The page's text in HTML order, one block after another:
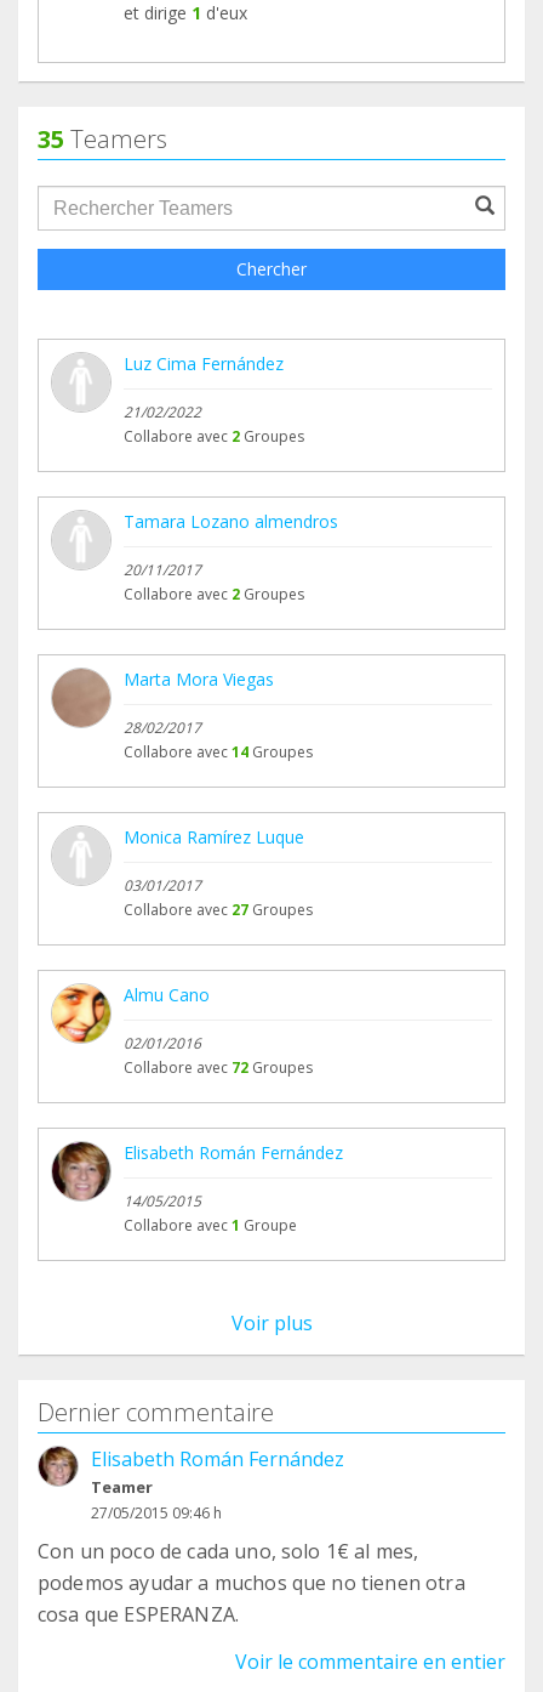
et dirige 1 d'eux
35 Teamers
groupProfile.searchForm.search.text???
Chercher
Luz Cima Fernández
21/02/2022
Collabore avec 2 Groupes
Tamara Lozano almendros
20/11/2017
Collabore avec 2 Groupes
Marta Mora Viegas
28/02/2017
Collabore avec14 Groupes
Monica Ramírez Luque
03/01/2017
Collabore avec 27 Groupes
Almu Cano
02/01/2016
Collabore avec 72 Groupes
Elisabeth Román Fernández
14/05/2015
Collabore avec1 Groupe
Voir plus
Dernier commentaire
Elisabeth Román Fernández
Teamer
27/05/2015 09:46 h
Con un poco de cada uno, solo 1€ al mes,
podemos ayudar a muchos que no tienen otra
cosa que ESPERANZA.
Voir le commentaire en entier